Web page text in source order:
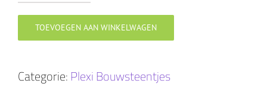
FREEFORM
aantal
TOEVOEGEN AAN WINKELWAGEN
Categorie:Plexi Bouwsteentjes